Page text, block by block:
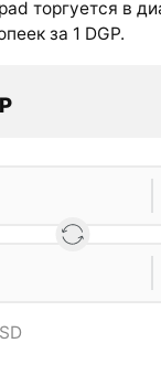
торгуется в
за 1 DGP.